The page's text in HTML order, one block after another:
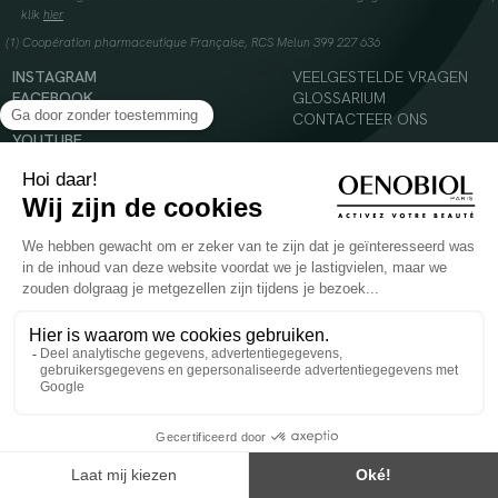
klik hier
(1) Coopération pharmaceutique Française, RCS Melun 399 227 636
INSTAGRAM
FACEBOOK
TIKTOK
YOUTUBE
VEELGESTELDE VRAGEN
GLOSSARIUM
CONTACTEER ONS
Voedingssupplement dat moet worden geconsumeerd als onderdeel van een gevarieerde,
evenwichtige voeding en een gezonde levensstijl. Aanbevolen dagelijkse dosis niet
overschrijden. Enkel voor volwassenen, buiten het bereik van kinderen houden.